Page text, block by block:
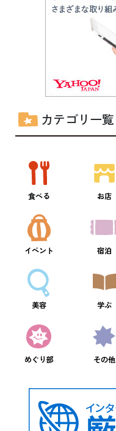
カテゴリ一覧
食べる お店
イベント 宿泊
美容 学ぶ
めぐり部 その他